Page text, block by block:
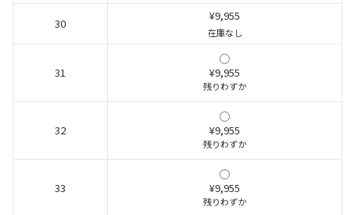
30
¥9,955
在庫なし
31 ¥9,955
残りわずか
32 ¥9,955
残りわずか
33 ¥9,955
残りわずか